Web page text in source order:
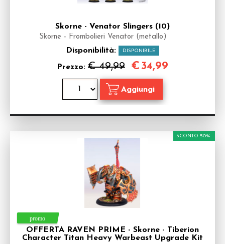
Skorne - Venator Slingers (10)
Skorne - Frombolieri Venator (metallo)
Disponibilità: DISPONIBILE
Prezzo: € 49,99 € 34,99
OFFERTA RAVEN PRIME - Skorne - Tiberion
Character Titan Heavy Warbeast Upgrade Kit
SCONTO 50%